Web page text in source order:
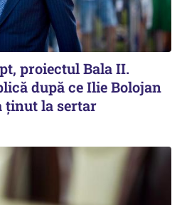
proiectul Bala II.
după ce Ilie Bolojan
ținut la sertar